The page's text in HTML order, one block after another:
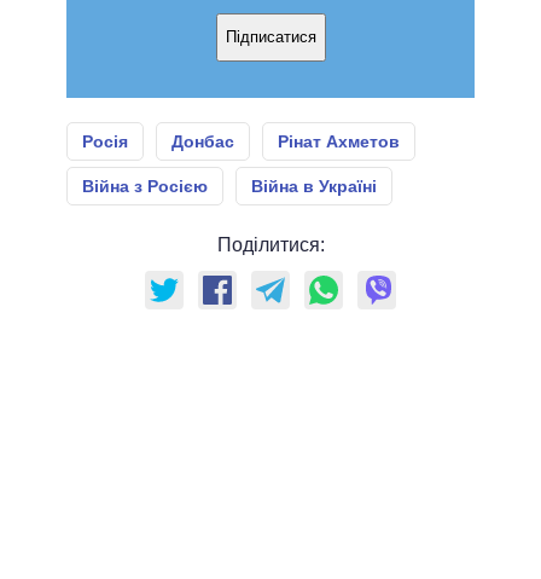
Підписатися
Росія Донбас Рінат Ахметов
Війна з Росією Війна в Україні
Поділитися: